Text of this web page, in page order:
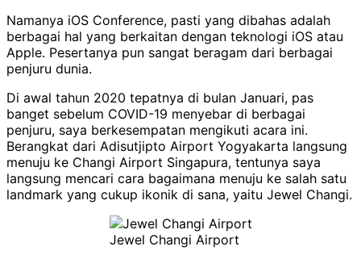
Namanya iOS Conference, pasti yang dibahas adalah
berbagai hal yang berkaitan dengan teknologi iOS atau
Apple. Pesertanya pun sangat beragam dari berbagai
penjuru dunia.
Di awal tahun 2020 tepatnya di bulan Januari, pas
banget sebelum COVID-19 menyebar di berbagai
penjuru, saya berkesempatan mengikuti acara ini.
Berangkat dari Adisutjipto Airport Yogyakarta langsung
menuju ke Changi Airport Singapura, tentunya saya
langsung mencari cara bagaimana menuju ke salah satu
landmark yang cukup ikonik di sana, yaitu Jewel Changi.
Jewel Changi Airport